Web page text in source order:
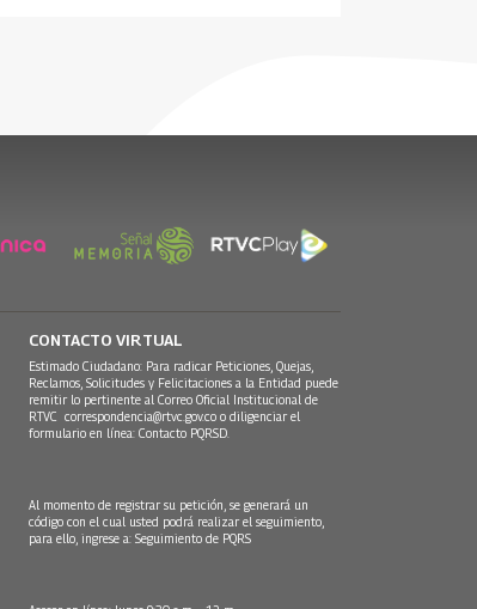
CONTACTO VIRTUAL
Estimado Ciudadano: Para radicar Peticiones, Quejas,
Reclamos, Solicitudes y Felicitaciones a la Entidad puede
remitir lo pertinente al Correo Oficial Institucional de
RTVC correspondencia@rtvc.gov.co o diligenciar el
formulario en línea: Contacto PQRSD.
Al momento de registrar su petición, se generará un
código con el cual usted podrá realizar el seguimiento,
para ello, ingrese a: Seguimiento de PQRS